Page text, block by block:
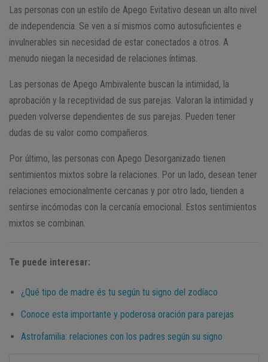
Las personas con un estilo de Apego Evitativo desean un alto nivel
de independencia. Se ven a sí mismos como autosuficientes e
invulnerables sin necesidad de estar conectados a otros. A
menudo niegan la necesidad de relaciones íntimas.
Las personas de Apego Ambivalente buscan la intimidad, la
aprobación y la receptividad de sus parejas. Valoran la intimidad y
pueden volverse dependientes de sus parejas. Pueden tener
dudas de su valor como compañeros.
Por último, las personas con Apego Desorganizado tienen
sentimientos mixtos sobre la relaciones. Por un lado, desean tener
relaciones emocionalmente cercanas y por otro lado, tienden a
sentirse incómodas con la cercanía emocional. Estos sentimientos
mixtos se combinan.
Te puede interesar:
¿Qué tipo de madre és tu según tu signo del zodíaco
Conoce esta importante y poderosa oración para parejas
Astrofamilia: relaciones con los padres según su signo